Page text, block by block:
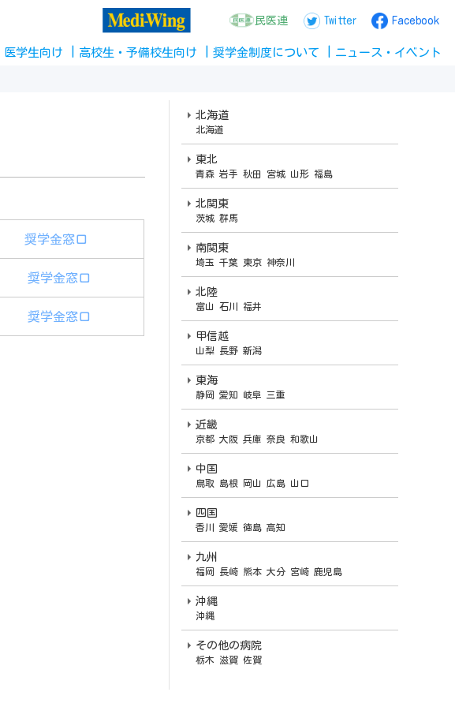
民医連 Twitter Facebook
医学生向け 高校生 ・ 予備校生向け 奨学金制度 について ニュース ・ イベント
奨学金窓口
奨学金窓口
奨学金窓口
北海道
北海道
東北
青森 岩手 秋田 宮城 山形 福島
北関東
茨城 群馬
南関東
埼玉 千葉 東京 神奈川
北陸
富山 石川 福井
甲信越
山梨 長野 新潟
東海
静岡 愛知 岐阜 三重
近畿
京都 大阪 兵庫 奈良 和歌山
中国
鳥取 島根 岡山 広島 山口
四国
香川 愛媛 徳島 高知
九州
福岡 長崎 熊本 大分 宮崎 鹿児島
沖縄
沖縄
その他の病院
栃木 滋賀 佐賀